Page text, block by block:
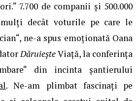
7.700 de companii și 500.000
decât voturile pe care le
ne-a spus emoționată Oana
DăruieșteViață, la conferința
din incinta șantierului
. Ne-am plimbat fascinați pe